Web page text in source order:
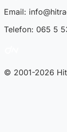
Email:
Telefon: 065 5
© 2001-2026